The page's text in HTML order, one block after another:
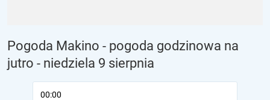
Pogoda Makino - pogoda godzinowa na
jutro - niedziela 9 sierpnia
00:00